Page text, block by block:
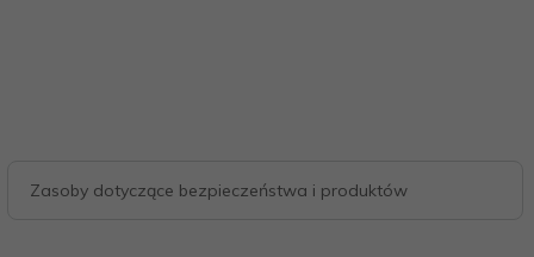
Zasoby dotyczące bezpieczeństwa i produktów